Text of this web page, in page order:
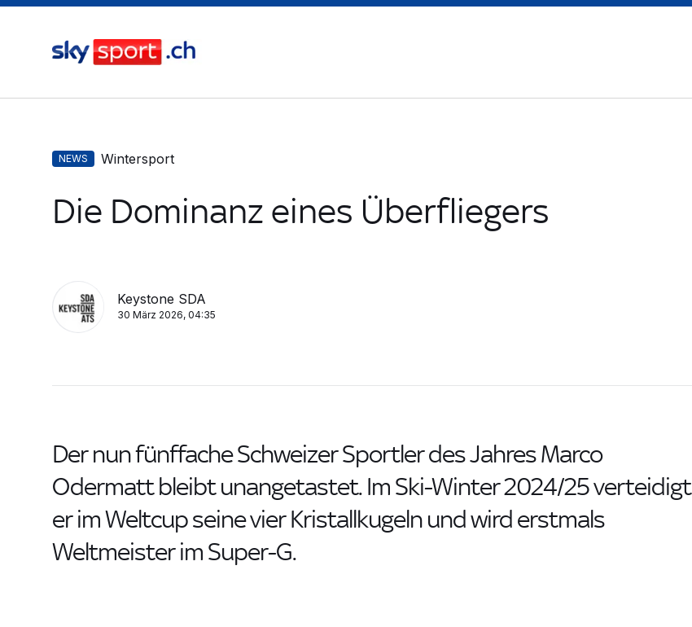
NEWS Wintersport
Die Dominanz eines Überfliegers
Keystone SDA
30 März 2026, 04:35
Der nun fünffache Schweizer Sportler des Jahres Marco
Odermatt bleibt unangetastet. Im Ski-Winter 2024/25 verteidigt
er im Weltcup seine vier Kristallkugeln und wird erstmals
Weltmeister im Super-G.